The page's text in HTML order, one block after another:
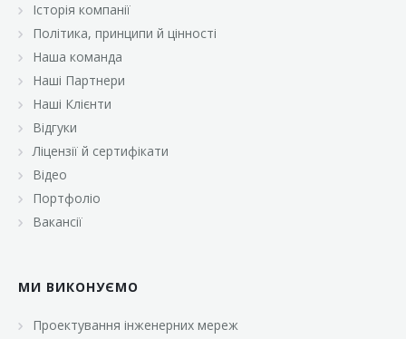
«Велмарт»
«ВК Експресс»
«Класс»
«Континент»
Історія компанії
Політика, принципи й цінності
Наша команда
Наші Партнери
Наші Клієнти
Відгуки
Ліцензії й сертифікати
Відео
Портфоліо
Вакансії
МИ ВИКОНУЄМО
Проектування інженерних мереж